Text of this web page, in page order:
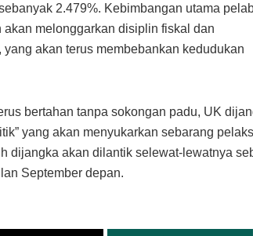
2.479%. Kebimbangan utama
melonggarkan disiplin fiskal dan
akan terus membebankan kedudukan
bertahan tanpa sokongan padu, UK
yang akan menyukarkan sebarang
dijangka akan dilantik selewat-lewatnya
September depan.